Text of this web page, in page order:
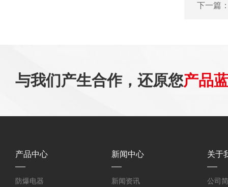
下一篇
与我们产生合作，还原您产品
产品中心
防爆电器
新闻中心
新闻资讯
关于
公司